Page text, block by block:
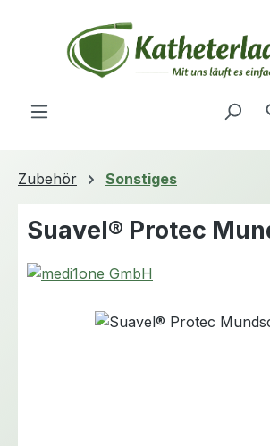
Zum Hauptinhalt springen
Zubehör Sonstiges
Suavel® Protec
Bildergalerie überspringen